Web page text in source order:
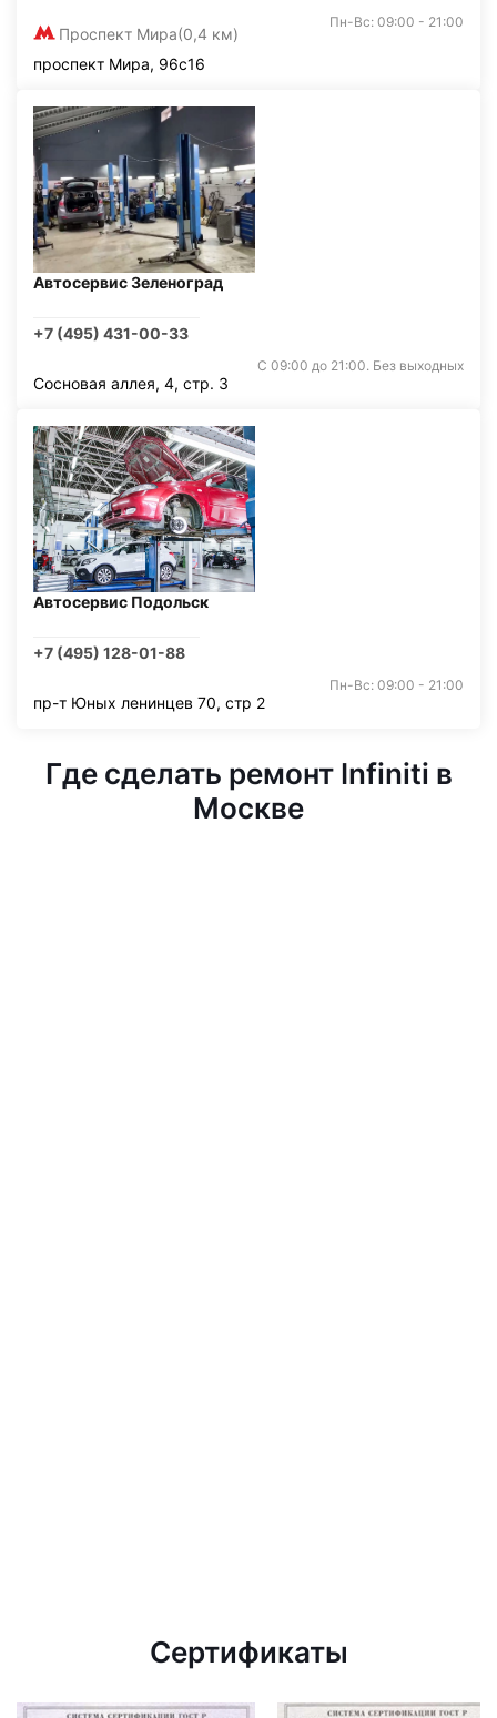
Проспект Мира(0,4 км)
Пн-Вс: 09:00 - 21:00
проспект Мира, 96с16
Автосервис Зеленоград
+7 (495) 431-00-33
С 09:00 до 21:00. Без выходных
Сосновая аллея, 4, стр. 3
Автосервис Подольск
+7 (495) 128-01-88
Пн-Вс: 09:00 - 21:00
пр-т Юных ленинцев 70, стр 2
Где сделать ремонт Infiniti в
Москве
Сертификаты